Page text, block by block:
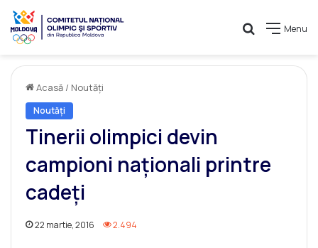
Menu
Caută
Acasă / Noutăți
Noutăți
Tinerii olimpici devin
campioni naţionali printre
cadeţi
22 martie, 2016 2.494